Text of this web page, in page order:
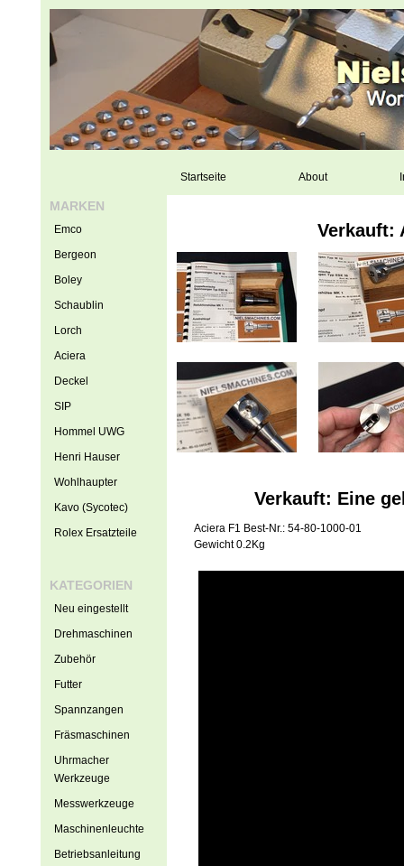
Startseite About
Verkauft:
Verkauft: Eine
Aciera F1 Best-Nr.: 54-80-1000-01
Gewicht 0.2Kg
MARKEN
Emco
Bergeon
Boley
Schaublin
Lorch
Aciera
Deckel
SIP
Hommel UWG
Henri Hauser
Wohlhaupter
Kavo (Sycotec)
Rolex Ersatzteile
KATEGORIEN
Neu eingestellt
Drehmaschinen
Zubehör
Futter
Spannzangen
Fräsmaschinen
Uhrmacher
Werkzeuge
Messwerkzeuge
Maschinenleuchte
Betriebsanleitung